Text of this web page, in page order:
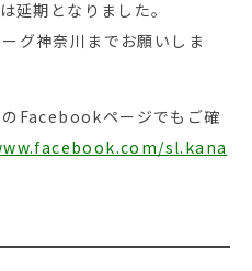
延期となりました。
グ神奈川までお願いしま
Facebookページでもご確
sl.kana